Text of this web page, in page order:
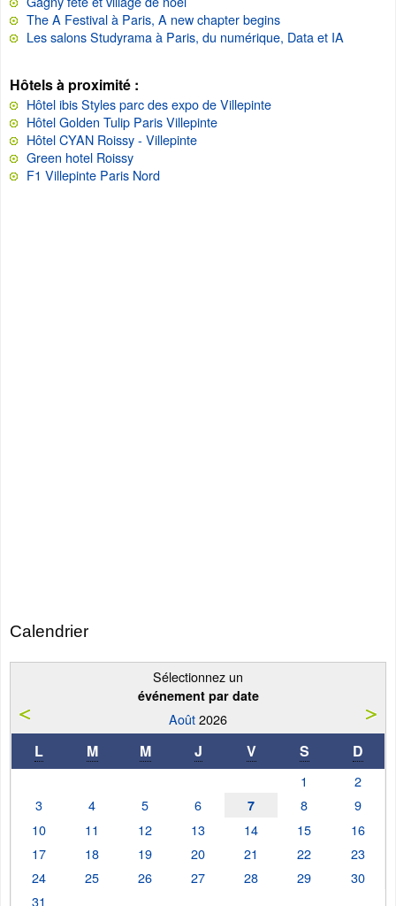
The A Festival à Paris, A new chapter begins
Les salons Studyrama à Paris, du numérique, Data et IA
Hôtels à proximité :
Hôtel ibis Styles parc des expo de Villepinte
Hôtel Golden Tulip Paris Villepinte
Hôtel CYAN Roissy - Villepinte
Green hotel Roissy
F1 Villepinte Paris Nord
Calendrier
Sélectionnez un
événement par date
Août2026
L M M J V S D
1
2
3
4 5 6 7 8
9
10
11 12 13 14 15
16
17
18 19 20 21 22
23
24
25 26 27 28 29
30
31